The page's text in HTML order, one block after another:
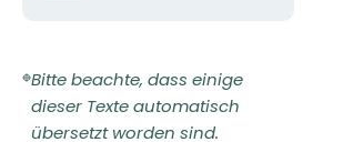
Bitte beachte, dass einige
dieser Texte automatisch
übersetzt worden sind.